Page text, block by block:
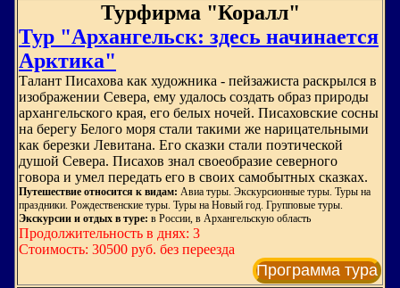
Турфирма "Коралл"
Тур "Архангельск: здесь начинается
Арктика"
Талант Писахова как художника - пейзажиста раскрылся в
изображении Севера, ему удалось создать образ природы
архангельского края, его белых ночей. Писаховские сосны
на берегу Белого моря стали такими же нарицательными
как березки Левитана. Его сказки стали поэтической
душой Севера. Писахов знал своеобразие северного
говора и умел передать его в своих самобытных сказках.
Путешествие относится к видам: Авиа туры. Экскурсионные туры. Туры на
праздники. Рождественские туры. Туры на Новый год. Групповые туры.
Экскурсии и отдых в туре: в России, в Архангельскую область
Продолжительность в днях: 3
Стоимость: 30500 руб. без переезда
Программа тура